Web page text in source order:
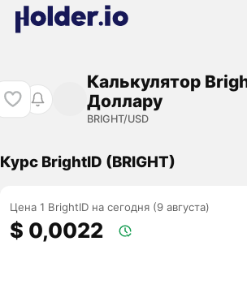
Калькулятор
Доллару
BRIGHT/USD
Курс BrightID (BRIGHT)
Цена 1 BrightID на сегодня (9 августа)
$ 0,0022